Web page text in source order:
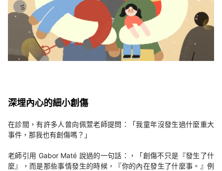
深埋內心的細小創傷
在診間，有許多人曾向佩萱老師提問：「我童年沒發生過什麼重大
事件，那我也有創傷嗎？」
老師引用 Gabor Maté 說過的一句話：，「創傷不只是『發生了什
麼』，而是那些事情發生的時候，『你的內在發生了什麼事。』例